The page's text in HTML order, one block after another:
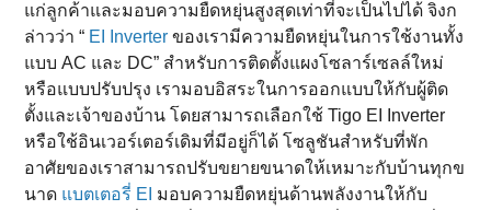
แก่ลูกค้าและมอบความยืดหยุ่นสูงสุดเท่าที่จะเป็นไปได้ จิงก
ล่าวว่า “ EI Inverter ของเรามีความยืดหยุ่นในการใช้งานทั้ง
แบบ AC และ DC” สำหรับการติดตั้งแผงโซลาร์เซลล์ใหม่
หรือแบบปรับปรุง เรามอบอิสระในการออกแบบให้กับผู้ติด
ตั้งและเจ้าของบ้าน โดยสามารถเลือกใช้ Tigo EI Inverter
หรือใช้อินเวอร์เตอร์เดิมที่มีอยู่ก็ได้ โซลูชันสำหรับที่พัก
อาศัยของเราสามารถปรับขยายขนาดให้เหมาะกับบ้านทุกข
นาด แบตเตอรี่ EI มอบความยืดหยุ่นด้านพลังงานให้กับ